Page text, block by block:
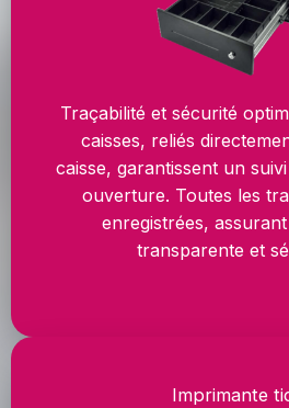
Traçabilité et sécurité
caisses, reliés
caisse, garantissent un
ouverture. Toutes les
enregistrées,
transparente et
Imprimante